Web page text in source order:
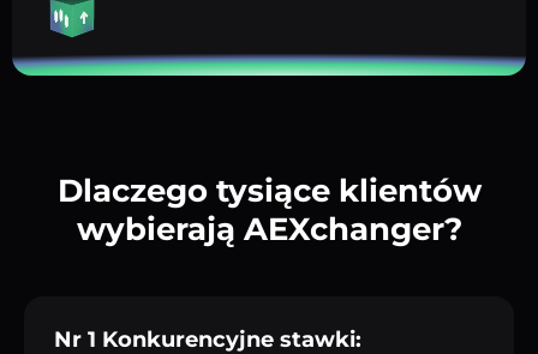
Dlaczego tysiące klientów
wybierają AEXchanger?
Nr 1 Konkurencyjne stawki: